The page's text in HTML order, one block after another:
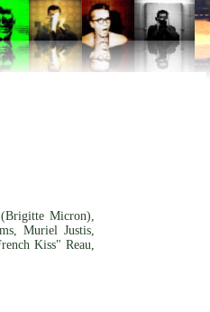
Micron),
Muriel Justis,
Kiss" Reau,